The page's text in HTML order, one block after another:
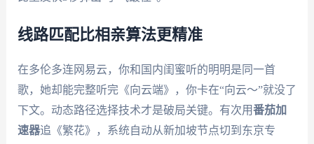
线路匹配比相亲算法更精准
在多伦多连网易云，你和国内闺蜜听的明明是同一首
歌，她却能完整听完《向云端》，你卡在“向云～”就没了
下文。动态路径选择技术才是破局关键。有次用番茄加
速器追《繁花》，系统自动从新加坡节点切到东京专